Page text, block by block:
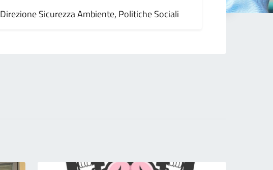
Direzione Sicurezza Ambiente, Politiche Sociali